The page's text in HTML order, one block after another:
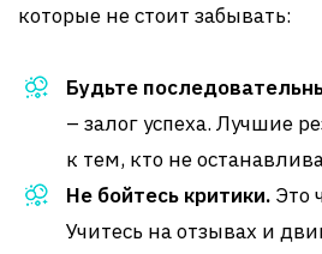
которые не стоит забывать:
Будьте
– залог успеха. Лучшие
к тем, кто не
Не бойтесь критики. Это
Учитесь на отзывах и